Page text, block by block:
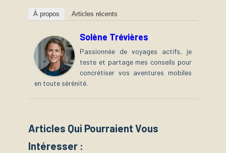
À propos Articles récents
Solène Trévières
Passionnée de voyages actifs, je
teste et partage mes conseils pour
concrétiser vos aventures mobiles
en toute sérénité.
Articles Qui Pourraient Vous
Intéresser :